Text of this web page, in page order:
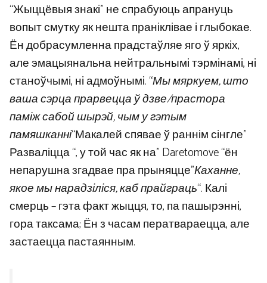
“Жыццёвыя знакі” не спрабуюць апрануць
вопыт смутку як нешта праніклівае і глыбокае.
Ён добрасумленна прадстаўляе яго ў яркіх,
але эмацыянальна нейтральнымі тэрмінамі, ні
станоўчымі, ні адмоўнымі. “Мы мяркуем, што
ваша сэрца прарвецца ў дзве/прастора
паміж сабой шырэй, чым у гэтым
памяшканні“Макалей спявае ў раннім сінгле”
Разваліцца “, у той час як на” Daretomove “ён
непарушна згадвае пра прыняцце”Каханне,
якое мы нарадзіліся, каб прайграць“. Калі
смерць – гэта факт жыцця, то, па пашырэнні,
гора таксама; Ён з часам ператвараецца, але
застаецца пастаянным.